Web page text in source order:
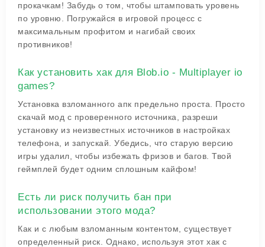
прокачкам! Забудь о том, чтобы штамповать уровень
по уровню. Погружайся в игровой процесс с
максимальным профитом и нагибай своих
противников!
Как установить хак для Blob.io - Multiplayer io
games?
Установка взломанного апк предельно проста. Просто
скачай мод с проверенного источника, разреши
установку из неизвестных источников в настройках
телефона, и запускай. Убедись, что старую версию
игры удалил, чтобы избежать фризов и багов. Твой
геймплей будет одним сплошным кайфом!
Есть ли риск получить бан при
использовании этого мода?
Как и с любым взломанным контентом, существует
определенный риск. Однако, используя этот хак с